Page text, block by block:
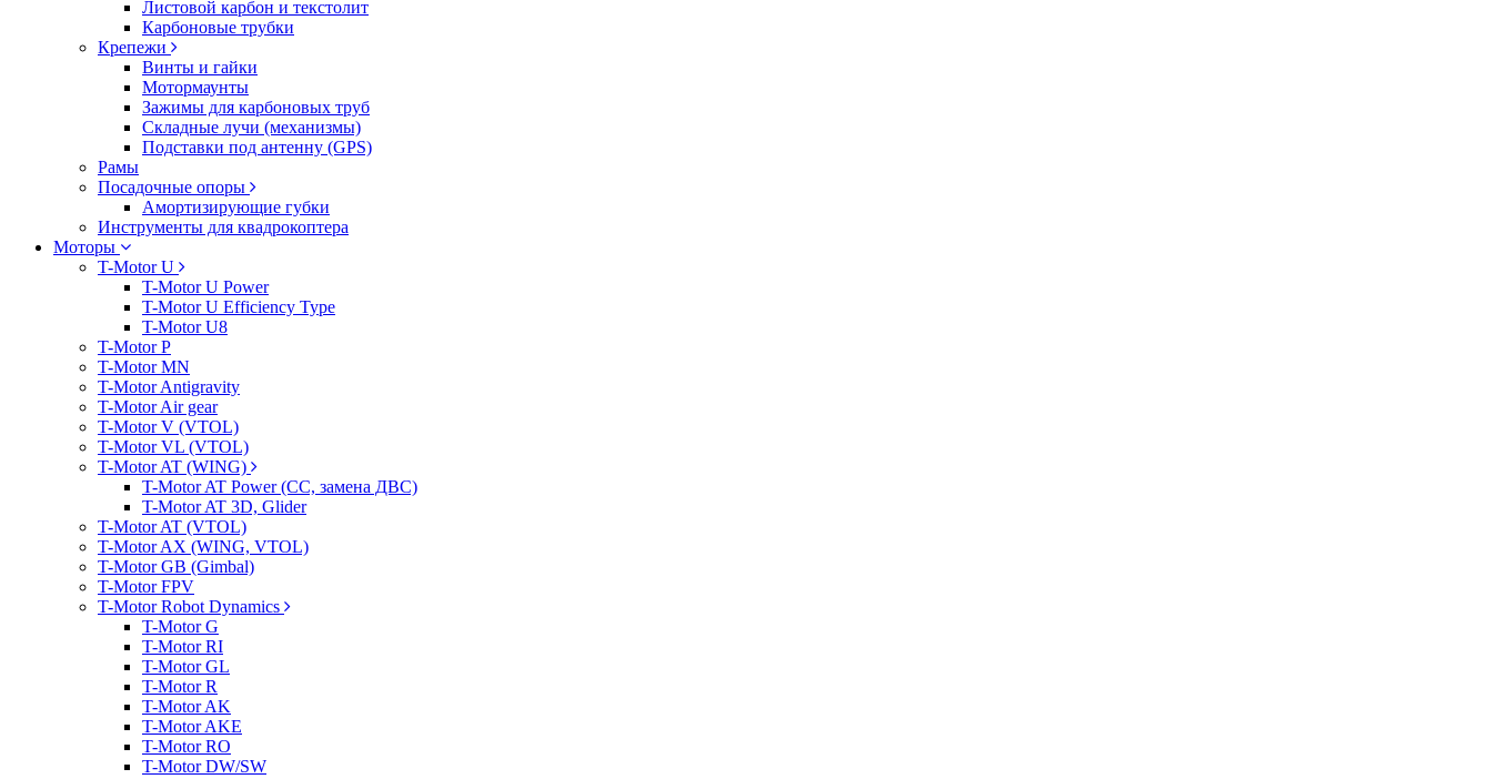
Листовой карбон и текстолит
Карбоновые трубки
Крепежи
Винты и гайки
Мотормаунты
Зажимы для карбоновых труб
Складные лучи (механизмы)
Подставки под антенну (GPS)
Рамы
Посадочные опоры
Амортизирующие губки
Инструменты для квадрокоптера
Моторы
T-Motor U
T-Motor U Power
T-Motor U Efficiency Type
T-Motor U8
T-Motor P
T-Motor MN
T-Motor Antigravity
T-Motor Air gear
T-Motor V (VTOL)
T-Motor VL (VTOL)
T-Motor AT (WING)
T-Motor AT Power (CC, замена ДВС)
T-Motor AT 3D, Glider
T-Motor AT (VTOL)
T-Motor AX (WING, VTOL)
T-Motor GB (Gimbal)
T-Motor FPV
T-Motor Robot Dynamics
T-Motor G
T-Motor RI
T-Motor GL
T-Motor R
T-Motor AK
T-Motor AKE
T-Motor RO
T-Motor DW/SW